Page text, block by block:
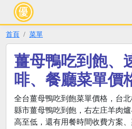
首頁 菜單
薑母鴨吃到飽、
啡、餐廳菜單價
全台薑母鴨吃到飽菜單價格，台
縣市薑母鴨吃到飽，右左庄羊肉
高至低，還有用餐時間收費方案